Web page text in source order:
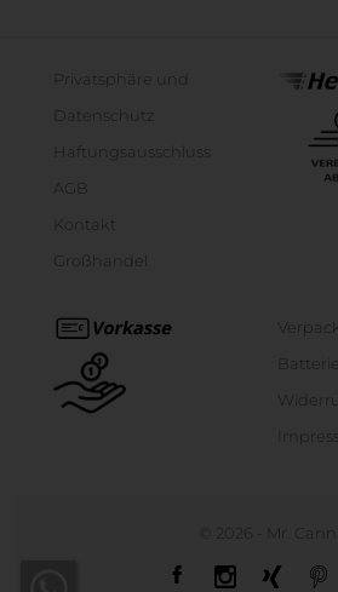
Privatsphäre und
Datenschutz
Haftungsausschluss
AGB
Kontakt
Großhandel
© 2026 - Mr. Canna